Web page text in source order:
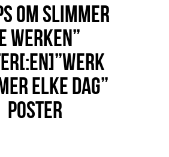
om slimmer
werken”
Elke Dag”
Poster